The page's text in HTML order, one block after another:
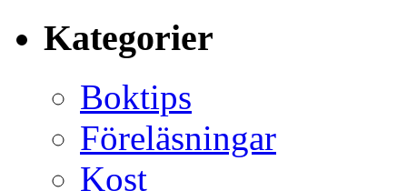
Kategorier
Boktips
Föreläsningar
Kost